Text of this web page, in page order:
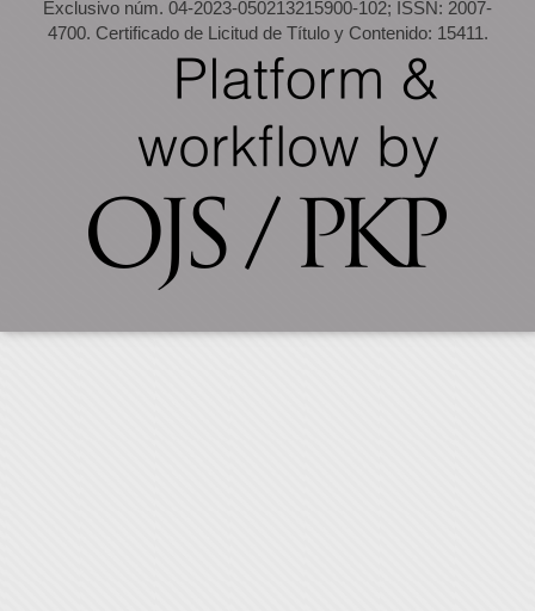
Exclusivo núm. 04-2023-050213215900-102; ISSN: 2007-
4700. Certificado de Licitud de Título y Contenido: 15411.